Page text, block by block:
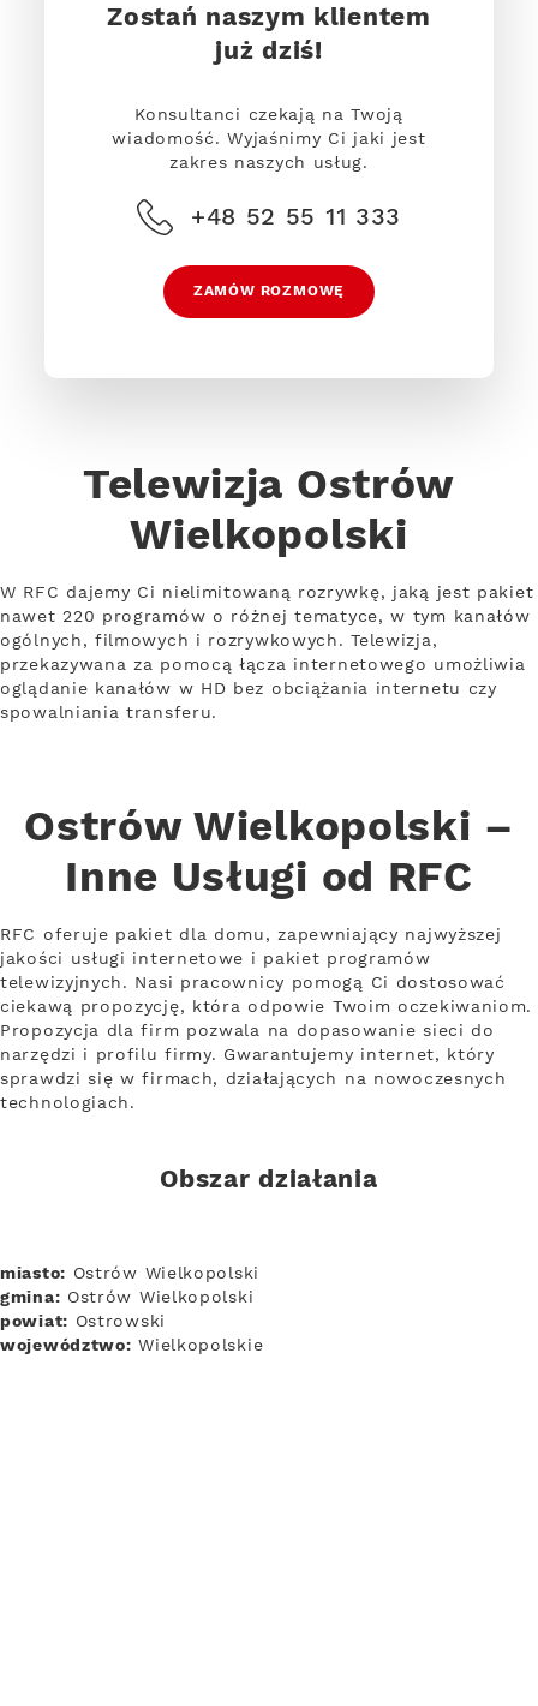
Zostań naszym klientem
już dziś!
Konsultanci czekają na Twoją
wiadomość. Wyjaśnimy Ci jaki jest
zakres naszych usług.
+48 52 55 11 333
ZAMÓW ROZMOWĘ
Telewizja Ostrów
Wielkopolski
W RFC dajemy Ci nielimitowaną rozrywkę, jaką jest pakiet
nawet 220 programów o różnej tematyce, w tym kanałów
ogólnych, filmowych i rozrywkowych. Telewizja,
przekazywana za pomocą łącza internetowego umożliwia
oglądanie kanałów w HD bez obciążania internetu czy
spowalniania transferu.
Ostrów Wielkopolski –
Inne Usługi od RFC
RFC oferuje pakiet dla domu, zapewniający najwyższej
jakości usługi internetowe i pakiet programów
telewizyjnych. Nasi pracownicy pomogą Ci dostosować
ciekawą propozycję, która odpowie Twoim oczekiwaniom.
Propozycja dla firm pozwala na dopasowanie sieci do
narzędzi i profilu firmy. Gwarantujemy internet, który
sprawdzi się w firmach, działających na nowoczesnych
technologiach.
Obszar działania
miasto: Ostrów Wielkopolski
gmina: Ostrów Wielkopolski
powiat: Ostrowski
województwo: Wielkopolskie